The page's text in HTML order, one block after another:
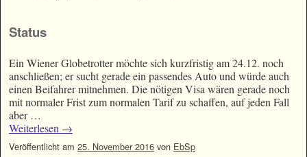
Status
Ein Wiener Globetrotter möchte sich kurzfristig am 24.12. noch
anschließen; er sucht gerade ein passendes Auto und würde auch
einen Beifahrer mitnehmen. Die nötigen Visa wären gerade noch
mit normaler Frist zum normalen Tarif zu schaffen, auf jeden Fall
aber …
Weiterlesen →
Veröffentlicht am 25. November 2016 von EbSp